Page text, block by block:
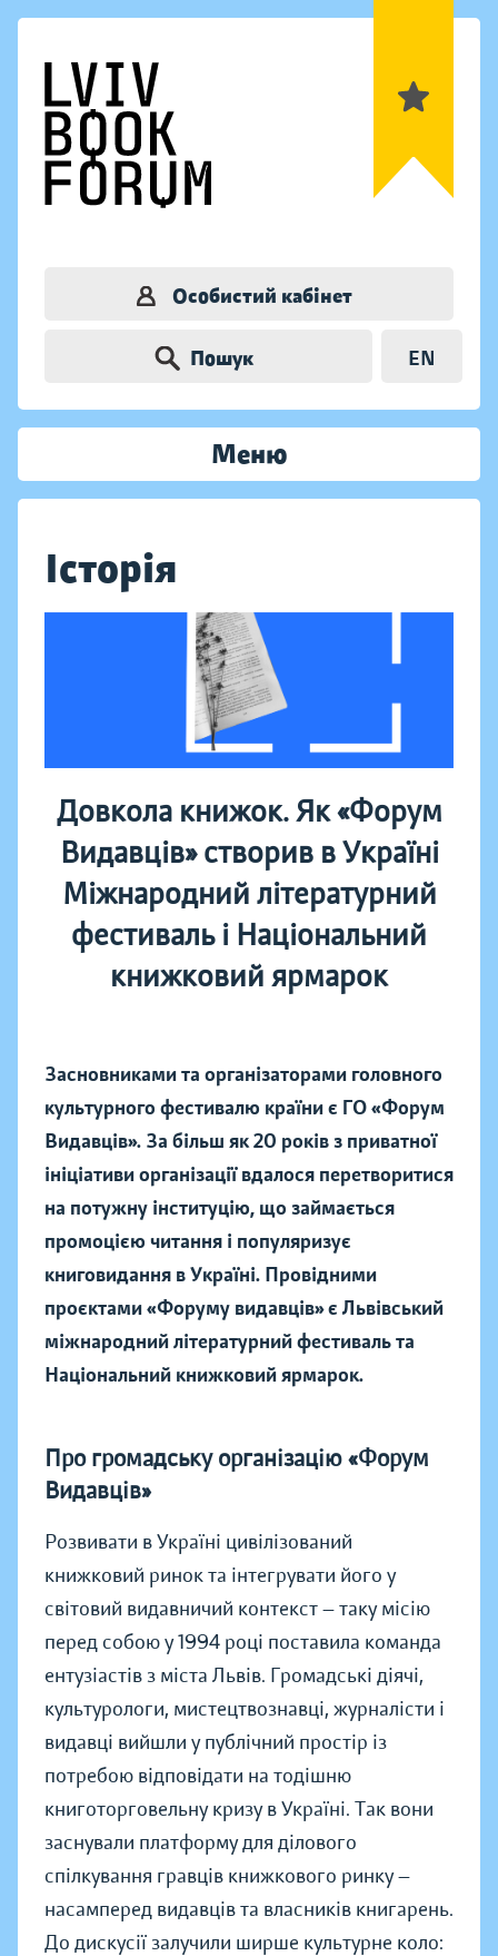
Особистий кабінет
Пошук EN
Меню
Історія
Довкола книжок. Як «Форум
Видавців» створив в Україні
Міжнародний літературний
фестиваль і Національний
книжковий ярмарок
Засновниками та організаторами головного
культурного фестивалю країни є ГО «Форум
Видавців». За більш як 20 років з приватної
ініціативи організації вдалося перетворитися
на потужну інституцію, що займається
промоцією читання і популяризує
книговидання в Україні. Провідними
проєктами «Форуму видавців» є Львівський
міжнародний літературний фестиваль та
Національний книжковий ярмарок.
Про громадську організацію «Форум
Видавців»
Розвивати в Україні цивілізований
книжковий ринок та інтегрувати його у
світовий видавничий контекст — таку місію
перед собою у 1994 році поставила команда
ентузіастів з міста Львів. Громадські діячі,
культурологи, мистецтвознавці, журналісти і
видавці вийшли у публічний простір із
потребою відповідати на тодішню
книготорговельну кризу в Україні. Так вони
заснували платформу для ділового
спілкування гравців книжкового ринку —
насамперед видавців та власників книгарень.
До дискусії залучили ширше культурне коло: